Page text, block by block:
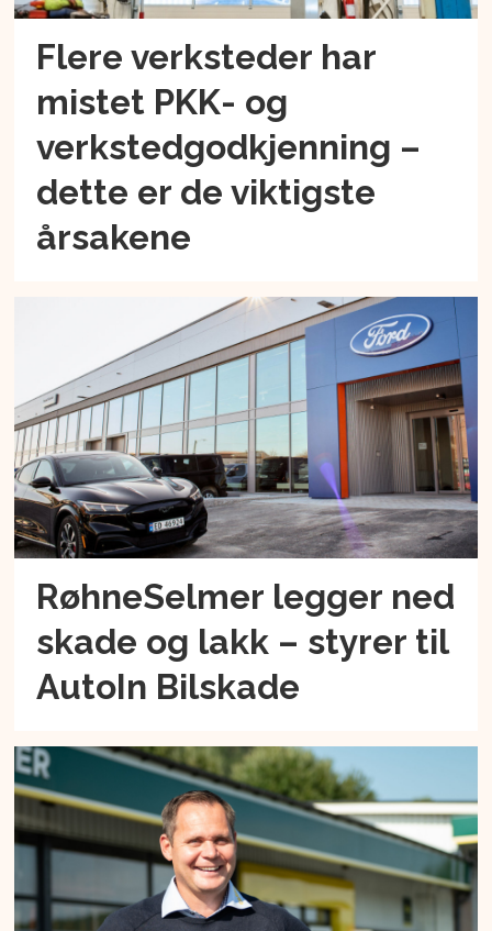
Flere verksteder har
mistet PKK- og
verkstedgodkjenning –
dette er de viktigste
årsakene
RøhneSelmer legger ned
skade og lakk – styrer til
AutoIn Bilskade